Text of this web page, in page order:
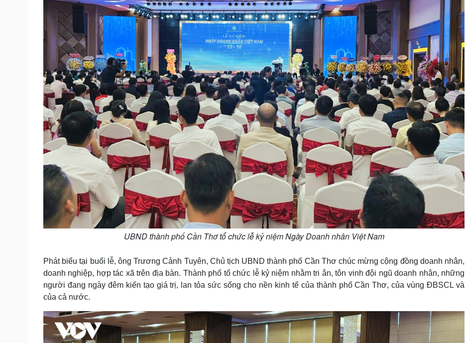
Ăn sạch sống khỏe
Cải chính
UBND thành phố Cần Thơ tổ chức lễ kỷ niệm Ngày Doanh nhân Việt Nam
Phát biểu tại buổi lễ, ông Trương Cảnh Tuyên, Chủ tịch UBND thành phố Cần Thơ chúc mừng cộng đồng doanh nhân,
doanh nghiệp, hợp tác xã trên địa bàn. Thành phố tổ chức lễ kỷ niệm nhằm tri ân, tôn vinh đội ngũ doanh nhân, những
người đang ngày đêm kiến tạo giá trị, lan tỏa sức sống cho nền kinh tế của thành phố Cần Thơ, của vùng ĐBSCL và
của cả nước.